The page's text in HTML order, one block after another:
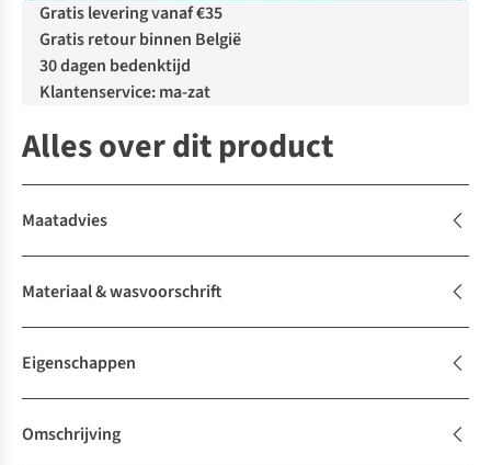
Gratis levering vanaf €35
Gratis retour binnen België
30 dagen bedenktijd
Klantenservice: ma-zat
Alles over dit product
Maatadvies
Materiaal & wasvoorschrift
Eigenschappen
Omschrijving